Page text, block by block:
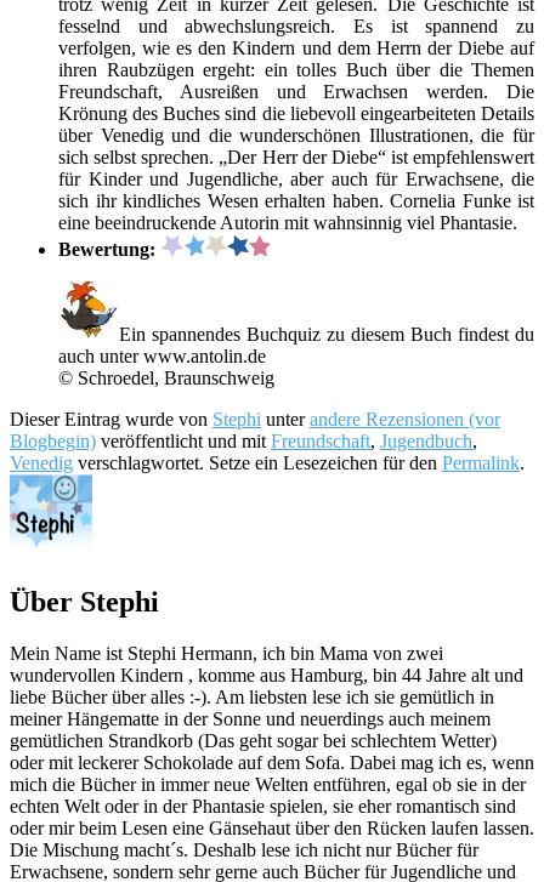
fesselnd und abwechslungsreich. Es ist spannend zu
verfolgen, wie es den Kindern und dem Herrn der Diebe auf
ihren Raubzügen ergeht: ein tolles Buch über die Themen
Freundschaft, Ausreißen und Erwachsen werden. Die
Krönung des Buches sind die liebevoll eingearbeiteten Details
über Venedig und die wunderschönen Illustrationen, die für
sich selbst sprechen. „Der Herr der Diebe“ ist empfehlenswert
für Kinder und Jugendliche, aber auch für Erwachsene, die
sich ihr kindliches Wesen erhalten haben. Cornelia Funke ist
eine beeindruckende Autorin mit wahnsinnig viel Phantasie.
Bewertung:
Ein spannendes Buchquiz zu diesem Buch findest du
auch unter www.antolin.de
© Schroedel, Braunschweig
Dieser Eintrag wurde von Stephi unterandere Rezensionen (vor
Blogbegin) veröffentlicht und mit Freundschaft, Jugendbuch,
Venedig verschlagwortet. Setze ein Lesezeichen für den Permalink.
Über Stephi
Mein Name ist Stephi Hermann, ich bin Mama von zwei
wundervollen Kindern , komme aus Hamburg, bin 44 Jahre alt und
liebe Bücher über alles :-). Am liebsten lese ich sie gemütlich in
meiner Hängematte in der Sonne und neuerdings auch meinem
gemütlichen Strandkorb (Das geht sogar bei schlechtem Wetter)
oder mit leckerer Schokolade auf dem Sofa. Dabei mag ich es, wenn
mich die Bücher in immer neue Welten entführen, egal ob sie in der
echten Welt oder in der Phantasie spielen, sie eher romantisch sind
oder mir beim Lesen eine Gänsehaut über den Rücken laufen lassen.
Die Mischung macht´s. Deshalb lese ich nicht nur Bücher für
Erwachsene, sondern sehr gerne auch Bücher für Jugendliche und